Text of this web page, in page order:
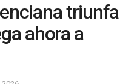
triunfa
ahora a